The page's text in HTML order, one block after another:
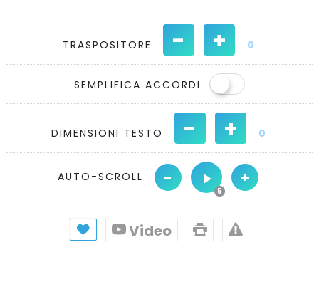
TRASPOSITORE - + 0
SEMPLIFICA ACCORDI
DIMENSIONI TESTO - + 0
AUTO-SCROLL - +
Video